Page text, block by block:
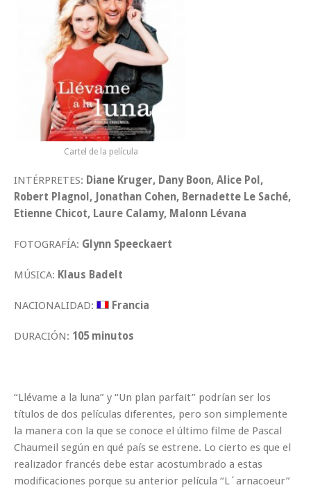
Cartel de la película
INTÉRPRETES: Diane Kruger, Dany Boon, Alice Pol,
Robert Plagnol, Jonathan Cohen, Bernadette Le Saché,
Etienne Chicot, Laure Calamy, Malonn Lévana
FOTOGRAFÍA: Glynn Speeckaert
MÚSICA: Klaus Badelt
NACIONALIDAD: Francia
DURACIÓN: 105 minutos
“Llévame a la luna” y “Un plan parfait” podrían ser los
títulos de dos películas diferentes, pero son simplemente
la manera con la que se conoce el último filme de Pascal
Chaumeil según en qué país se estrene. Lo cierto es que el
realizador francés debe estar acostumbrado a estas
modificaciones porque su anterior película “L´arnacoeur”